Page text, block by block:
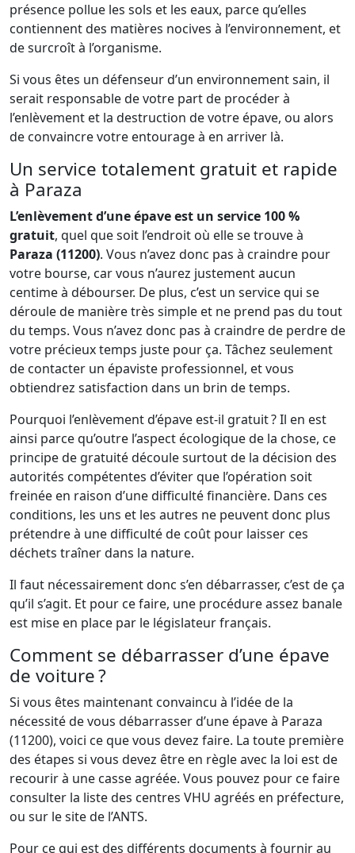
présence pollue les sols et les eaux, parce qu’elles
contiennent des matières nocives à l’environnement, et
de surcroît à l’organisme.
Si vous êtes un défenseur d’un environnement sain, il
serait responsable de votre part de procéder à
l’enlèvement et la destruction de votre épave, ou alors
de convaincre votre entourage à en arriver là.
Un service totalement gratuit et rapide
à Paraza
L’enlèvement d’une épave est un service 100 %
gratuit, quel que soit l’endroit où elle se trouve à
Paraza (11200). Vous n’avez donc pas à craindre pour
votre bourse, car vous n’aurez justement aucun
centime à débourser. De plus, c’est un service qui se
déroule de manière très simple et ne prend pas du tout
du temps. Vous n’avez donc pas à craindre de perdre de
votre précieux temps juste pour ça. Tâchez seulement
de contacter un épaviste professionnel, et vous
obtiendrez satisfaction dans un brin de temps.
Pourquoi l’enlèvement d’épave est-il gratuit ? Il en est
ainsi parce qu’outre l’aspect écologique de la chose, ce
principe de gratuité découle surtout de la décision des
autorités compétentes d’éviter que l’opération soit
freinée en raison d’une difficulté financière. Dans ces
conditions, les uns et les autres ne peuvent donc plus
prétendre à une difficulté de coût pour laisser ces
déchets traîner dans la nature.
Il faut nécessairement donc s’en débarrasser, c’est de ça
qu’il s’agit. Et pour ce faire, une procédure assez banale
est mise en place par le législateur français.
Comment se débarrasser d’une épave
de voiture ?
Si vous êtes maintenant convaincu à l’idée de la
nécessité de vous débarrasser d’une épave à Paraza
(11200), voici ce que vous devez faire. La toute première
des étapes si vous devez être en règle avec la loi est de
recourir à une casse agréée. Vous pouvez pour ce faire
consulter la liste des centres VHU agréés en préfecture,
ou sur le site de l’ANTS.
Pour ce qui est des différents documents à fournir au